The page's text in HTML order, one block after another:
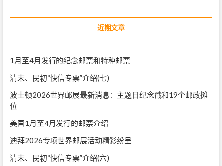
近期文章
1月至4月发行的纪念邮票和特种邮票
清末、民初“快信专票”介绍(七)
波士顿2026世界邮展最新消息：主题日纪念戳和19个邮政摊
位
美国1月至4月发行的邮票介绍
迪拜2026专项世界邮展活动精彩纷呈
清末、民初“快信专票”介绍(六)